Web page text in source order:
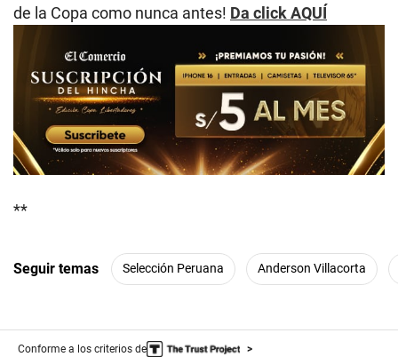
de la Copa como nunca antes! Da click AQUÍ
**
Seguir temas Selección Peruana Anderson Villacorta
Conforme a los criterios de